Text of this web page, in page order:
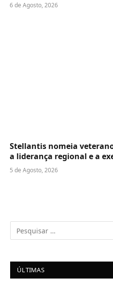
6 de Agosto, 2026
Stellantis nomeia
a liderança regional e a
5 de Agosto, 2026
ÚLTIMAS